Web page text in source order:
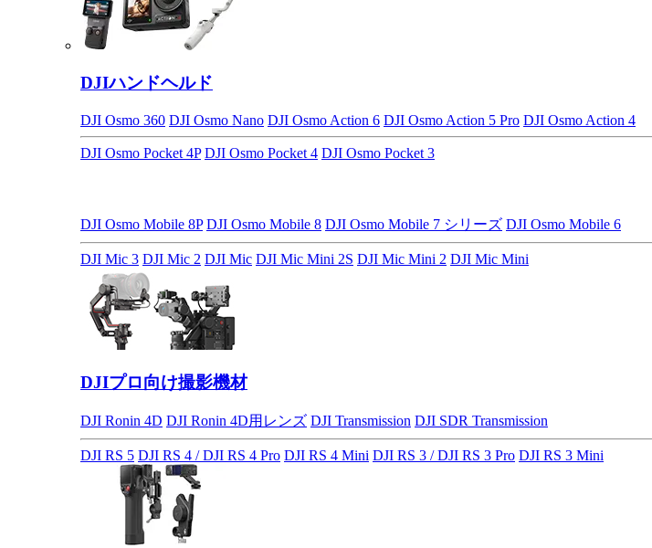
DJIハンドヘルド
DJI Osmo 360 DJI Osmo Nano DJI Osmo Action 6 DJI Osmo Action 5 Pro DJI Osmo Action 4
DJI Osmo Pocket 4P DJI Osmo Pocket 4 DJI Osmo Pocket 3
DJI Osmo Mobile 8P DJI Osmo Mobile 8 DJI Osmo Mobile 7 シリーズ DJI Osmo Mobile 6
DJI Mic 3 DJI Mic 2 DJI Mic DJI Mic Mini 2S DJI Mic Mini 2 DJI Mic Mini
DJIプロ向け撮影機材
DJI Ronin 4D DJI Ronin 4D用レンズ DJI Transmission DJI SDR Transmission
DJI RS 5 DJI RS 4 / DJI RS 4 Pro DJI RS 4 Mini DJI RS 3 / DJI RS 3 Pro DJI RS 3 Mini